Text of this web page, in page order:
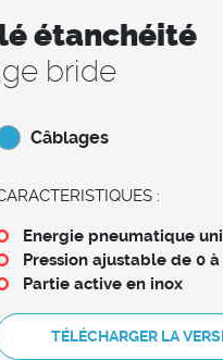
étanchéité
bride
Câblages
:
Energie pneumatique
Pression ajustable de 0
Partie active en inox
TÉLÉCHARGER LA